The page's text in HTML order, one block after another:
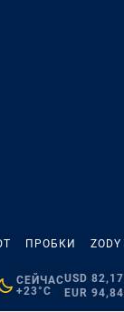
ПРОБКИ ZODY
СЕЙЧАС
+23°C
USD 82,17
EUR 94,84